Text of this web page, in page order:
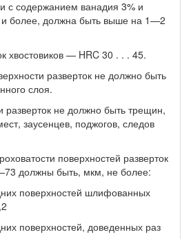
с содержанием ванадия 3% и
и более, должна быть выше на 1—2
хвостовиков — HRC 30 . . . 45.
разверток не должно быть
слоя.
разверток не должно быть трещин,
заусенцев, поджогов, следов
поверхностей разверток
должны быть, мкм, не более:
поверхностей шлифованных
поверхностей, доведенных раз­